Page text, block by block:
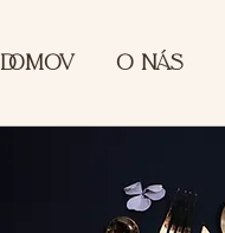
DOMOV O NÁS